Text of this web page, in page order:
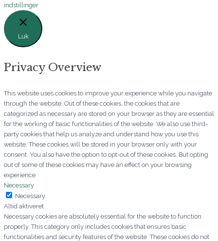
indstillinger
Luk
Privacy Overview
This website uses cookies to improve your experience while you navigate
through the website. Out of these cookies, the cookies that are
categorized as necessary are stored on your browser as they are essential
for the working of basic functionalities of the website. We also use third-
party cookies that help us analyze and understand how you use this
website. These cookies will be stored in your browser only with your
consent. You also have the option to opt-out of these cookies. But opting
out of some of these cookies may have an effect on your browsing
experience.
Necessary
Necessary
Altid aktiveret
Necessary cookies are absolutely essential for the website to function
properly. This category only includes cookies that ensures basic
functionalities and security features of the website. These cookies do not